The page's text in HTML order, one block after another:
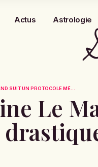
Actus Astrologie
SUIT UN PROTOCOLE MÉ...
Le